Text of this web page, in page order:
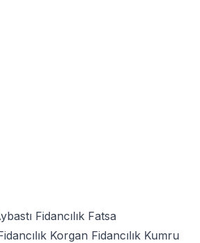
Fidancılık Fatsa
Korgan Fidancılık Kumru